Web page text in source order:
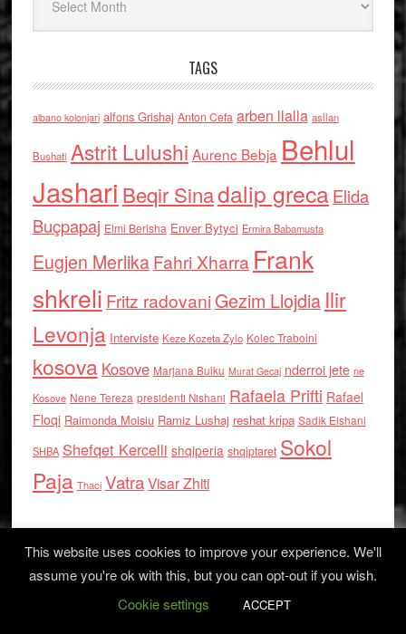
TAGS
albano kolonjari alfons Grishaj Anton Cefa arben llalla asllan
Bushati Astrit Lulushi Aurenc Bebja Behlul
Jashari Beqir Sinadalip grecaElida
Buçpapaj Elmi Berisha Enver Bytyci Ermira Babamusta
Eugjen MerlikaFahri Xharra Frank
shkreli Fritz radovaniGezim Llojdia Ilir
Levonja Interviste Keze Kozeta Zylo Kolec Traboini
kosova Kosove Marjana Bulku Murat Gecaj nderroi jete ne
Kosove Nene Tereza presidenti Nishani Rafaela Prifti Rafael
Floqi Raimonda Moisiu Ramiz Lushaj reshat kripa Sadik Elshani
SHBA Shefqet Kercelli shqiperia shqiptaret Sokol
Paja Thaci VatraVisar Zhiti
Log in
This website uses cookies to improve your experience. We'll
assume you're ok with this, but you can opt-out if you wish.
Cookie settings
ACCEPT